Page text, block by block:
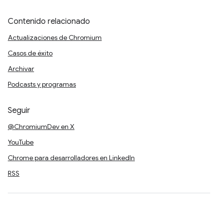
Contenido relacionado
Actualizaciones de Chromium
Casos de éxito
Archivar
Podcasts y programas
Seguir
@ChromiumDev en X
YouTube
Chrome para desarrolladores en LinkedIn
RSS